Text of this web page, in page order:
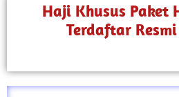
Haji Khusus Paket
Terdaftar